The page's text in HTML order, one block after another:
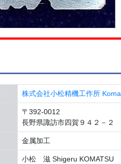
株式会社小松精機工作所
〒392-0012
長野県諏訪市四賀９４２－２
金属加工
小松 滋 Shigeru KOMATSU